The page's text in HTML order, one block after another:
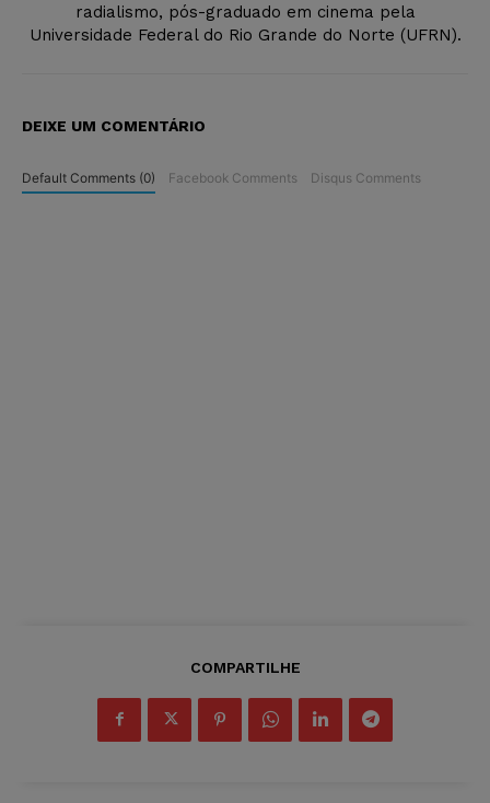
radialismo, pós-graduado em cinema pela
Universidade Federal do Rio Grande do Norte (UFRN).
DEIXE UM COMENTÁRIO
Default Comments (0) Facebook Comments Disqus Comments
COMPARTILHE